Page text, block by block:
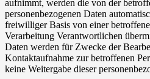
aufnimmt, werden die von der
personenbezogenen Daten
freiwilliger Basis von einer
Verarbeitung Verantwortlichen
Daten werden für Zwecke der
Kontaktaufnahme zur betroffenen
keine Weitergabe dieser